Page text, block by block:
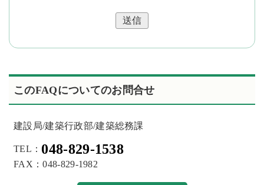
送信
このFAQについてのお問合せ
建設局/建築行政部/建築総務課
TEL： 048-829-1538
FAX：048-829-1982